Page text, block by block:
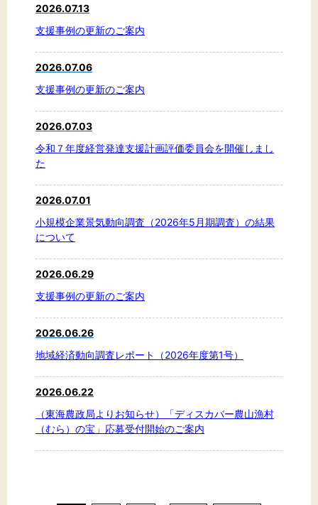
2026.07.13
支援事例の更新のご案内
2026.07.06
支援事例の更新のご案内
2026.07.03
令和７年度経営発達支援計画評価委員会を開催しまし
た
2026.07.01
小規模企業景気動向調査（2026年5月期調査）の結果
について
2026.06.29
支援事例の更新のご案内
2026.06.26
地域経済動向調査レポート（2026年度第1号）
2026.06.22
（東海農政局よりお知らせ）「ディスカバー農山漁村
（むら）の宝」応募受付開始のご案内